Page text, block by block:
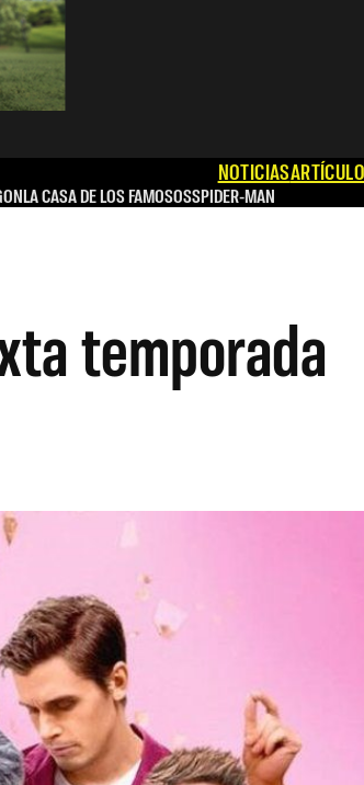
NOTICIAS
LA CASA DE LOS FAMOSOSSPIDER-MAN
temporada